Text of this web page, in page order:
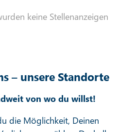
keine Stellenanzeigen
– unsere Standorte
von wo du willst!
die Möglichkeit, Deinen